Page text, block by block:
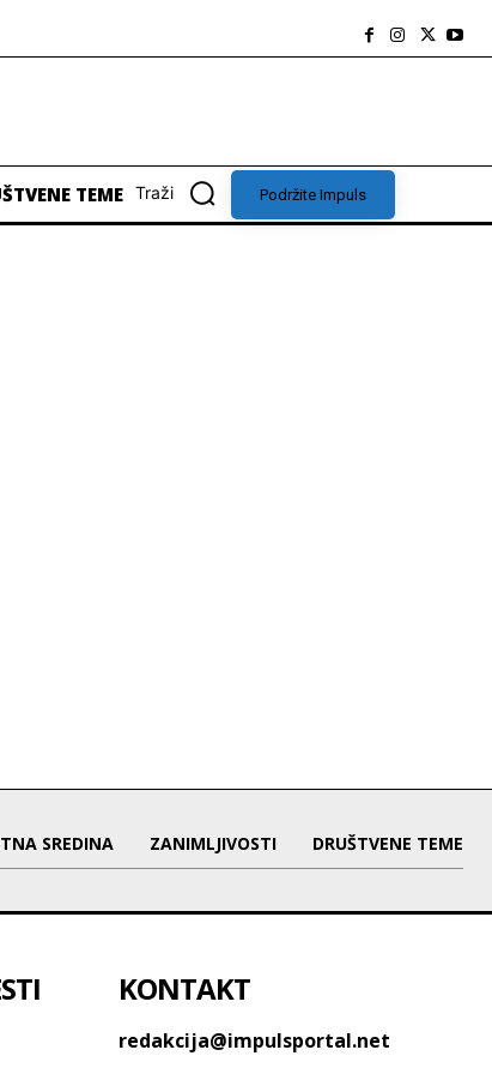
TEME Traži Podržite Impuls
SREDINA ZANIMLJIVOSTI DRUŠTVENE TEME
KONTAKT
redakcija@impulsportal.net